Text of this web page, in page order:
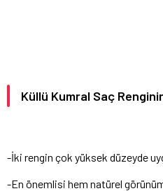
Küllü Kumral Saç
-İki rengin çok yüksek düzeyde
-En önemlisi hem natürel